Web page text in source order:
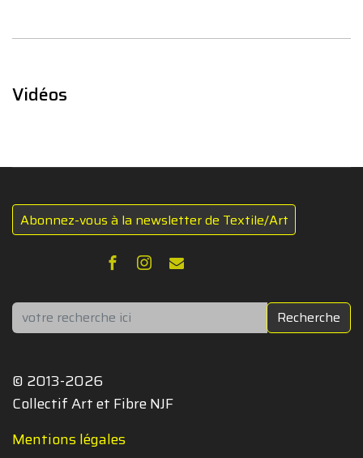
Vidéos
Abonnez-vous à la newsletter de Textile/Art
Rechercher Recherche
© 2013-2026
Collectif Art et Fibre NJF
Mentions légales